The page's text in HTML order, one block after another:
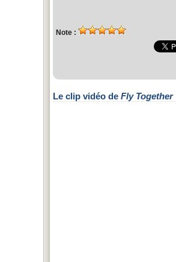
Note :
Le clip vidéo de Fly Together